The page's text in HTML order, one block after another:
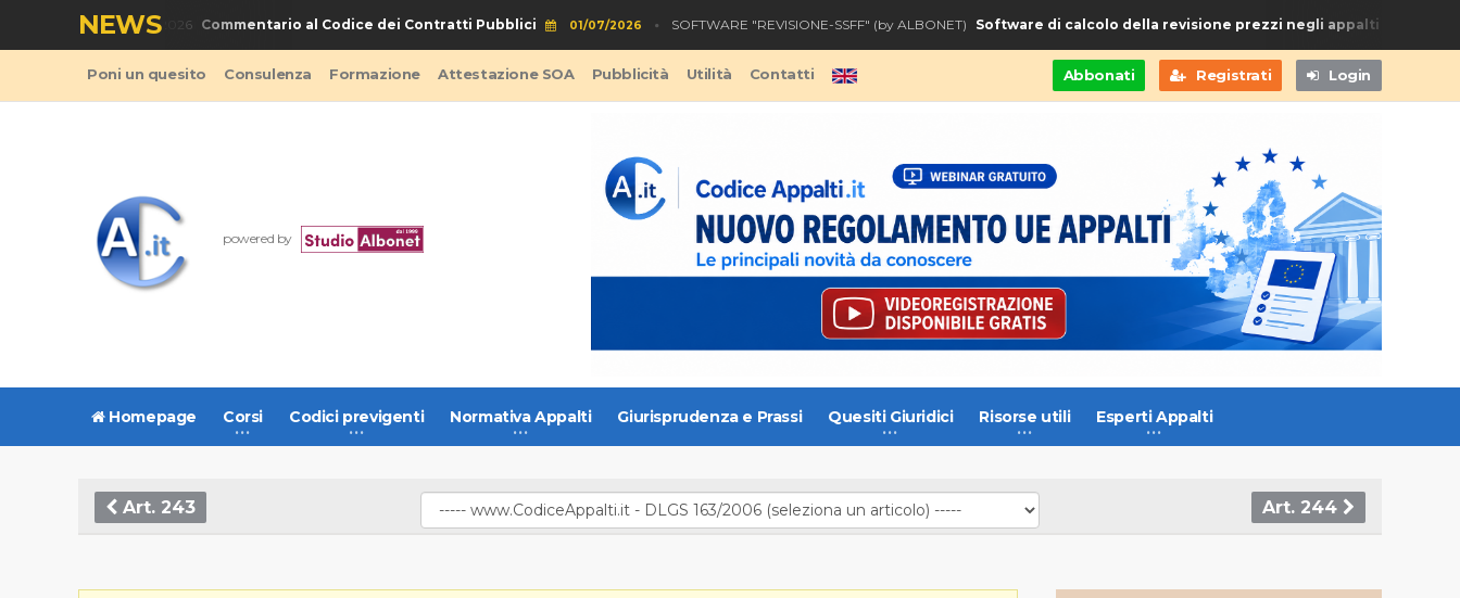
NEWS
- Codice Appalti 2026 Commentario al Codice dei Contratti Pubblici 01/07/2026 SOFTWARE "REVISIONE-SSFF" (by ALBONET) Software di calcolo della revisione prezzi negli appalti di Forniture e
Abbonati Registrati Login
Poni un quesito Consulenza Formazione Attestazione SOA Pubblicità Utilità Contatti
powered by
Homepage Corsi Codici previgenti Normativa Appalti Giurisprudenza e Prassi Quesiti Giuridici Risorse utili Esperti Appalti
Art. 243 Art. 244